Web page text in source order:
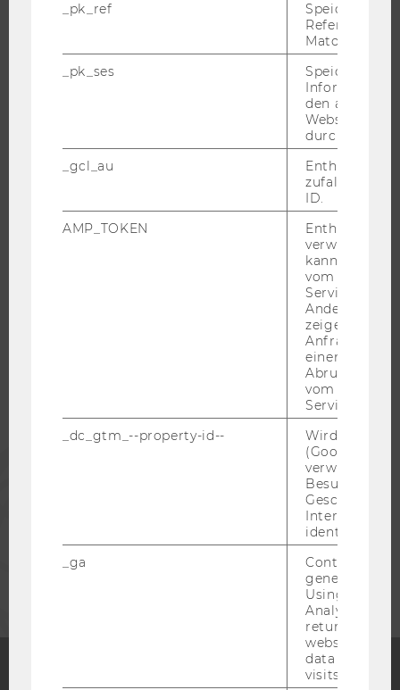
JOBPORTAL
JOBS MIT WU-STUDIUM
KARRIEREKONTAKTE AN DER WU
UNTERNEHMEN
_pk_ref
Speicherung
Referrers
Matomo.
_pk_ses
Speicherung
den aktuellen
durch
_gcl_au
Enthält eine
ID.
AMP_TOKEN
Enthält ein
verwendet
kann, um
vom AMP-
Service
Andere
zeigen Opt-
Anfrage im
einen Fehler
Abrufen
vom AMP
Service an.
_dc_gtm_--property-id--
Wird von
(Google Tag
verwendet,
Besucher
Geschlecht
Interessen zu
identifizieren.
_ga
Contains a
generated
Using this
Analytics can
returning
website and
data from
visits.